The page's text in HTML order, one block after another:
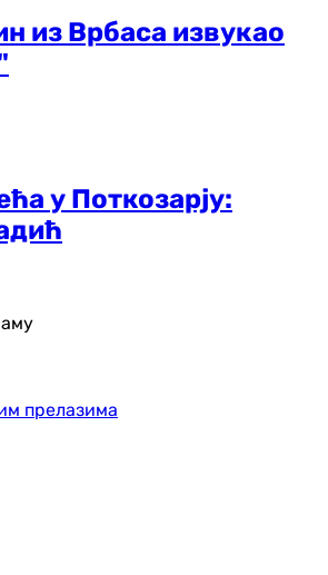
из Врбаса извукао
у Поткозарју:
прелазима